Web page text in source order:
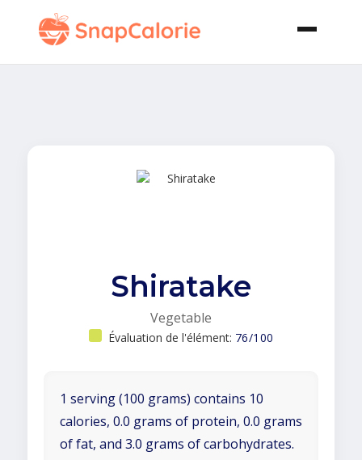
Shiratake
Vegetable
Évaluation de l'élément: 76/100
1 serving (100 grams) contains 10
calories, 0.0 grams of protein, 0.0 grams
of fat, and 3.0 grams of carbohydrates.